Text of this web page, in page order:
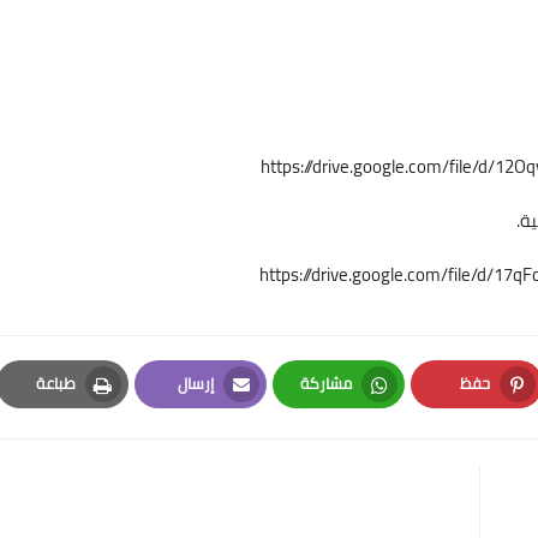
https://drive.google.com/file/d/
https://drive.google.com/file/d/
حفظ
Pinterest
مشاركة
Whatsapp
إرسال
Email
طباعة
Print